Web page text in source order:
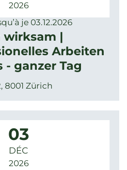
2026
je 03.12.2026
wirksam |
Arbeiten
- ganzer Tag
8001 Zürich
03
DÉC
2026